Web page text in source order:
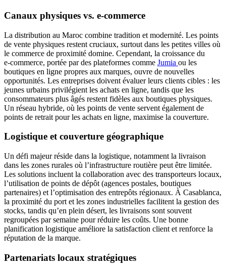
Canaux physiques vs. e‑commerce
La distribution au Maroc combine tradition et modernité. Les points
de vente physiques restent cruciaux, surtout dans les petites villes où
le commerce de proximité domine. Cependant, la croissance du
e‑commerce, portée par des plateformes comme Jumia ou les
boutiques en ligne propres aux marques, ouvre de nouvelles
opportunités. Les entreprises doivent évaluer leurs clients cibles : les
jeunes urbains privilégient les achats en ligne, tandis que les
consommateurs plus âgés restent fidèles aux boutiques physiques.
Un réseau hybride, où les points de vente servent également de
points de retrait pour les achats en ligne, maximise la couverture.
Logistique et couverture géographique
Un défi majeur réside dans la logistique, notamment la livraison
dans les zones rurales où l’infrastructure routière peut être limitée.
Les solutions incluent la collaboration avec des transporteurs locaux,
l’utilisation de points de dépôt (agences postales, boutiques
partenaires) et l’optimisation des entrepôts régionaux. À Casablanca,
la proximité du port et les zones industrielles facilitent la gestion des
stocks, tandis qu’en plein désert, les livraisons sont souvent
regroupées par semaine pour réduire les coûts. Une bonne
planification logistique améliore la satisfaction client et renforce la
réputation de la marque.
Partenariats locaux stratégiques